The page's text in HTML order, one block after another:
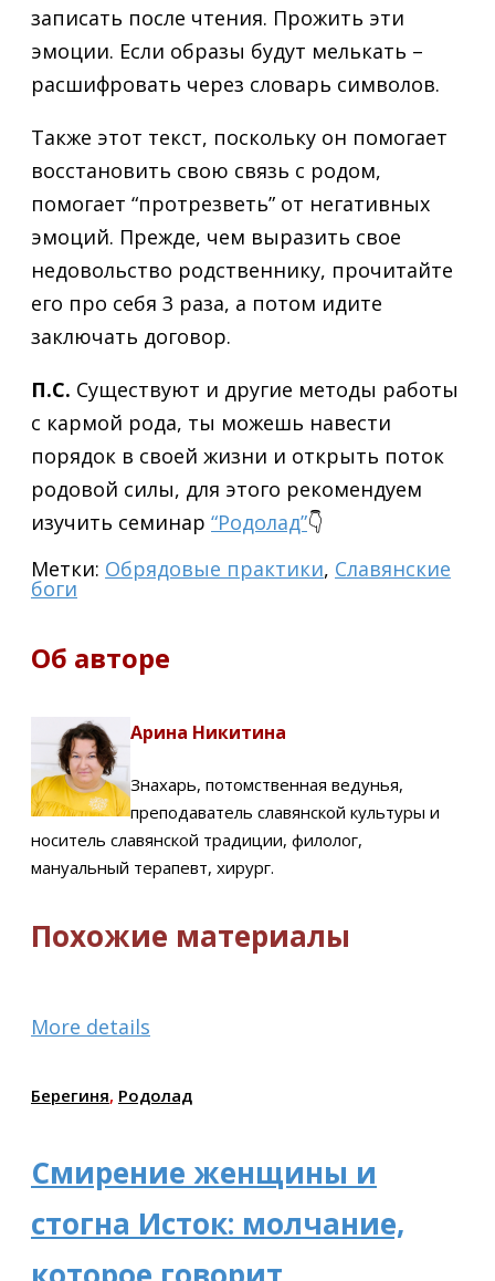
записать после чтения. Прожить эти
эмоции. Если образы будут мелькать –
расшифровать через словарь символов.
Также этот текст, поскольку он помогает
восстановить свою связь с родом,
помогает “протрезветь” от негативных
эмоций. Прежде, чем выразить свое
недовольство родственнику, прочитайте
его про себя 3 раза, а потом идите
заключать договор.
П.С. Существуют и другие методы работы
с кармой рода, ты можешь навести
порядок в своей жизни и открыть поток
родовой силы, для этого рекомендуем
изучить семинар “Родолад”👇
Метки: Обрядовые практики, Славянские
боги
Об авторе
Арина Никитина
Знахарь, потомственная ведунья,
преподаватель славянской культуры и
носитель славянской традиции, филолог,
мануальный терапевт, хирург.
Похожие материалы
More details
Берегиня, Родолад
Смирение женщины и
стогна Исток: молчание,